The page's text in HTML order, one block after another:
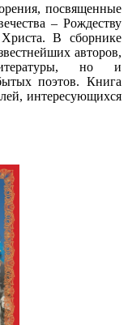
посвященные
– Рождеству
В сборнике
авторов,
но и
поэтов. Книга
интересующихся